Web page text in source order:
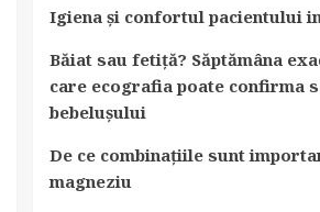
Igiena și confortul pacientului
Băiat sau fetiță? Săptămâna
care ecografia poate confirma
bebelușului
De ce combinațiile sunt
magneziu